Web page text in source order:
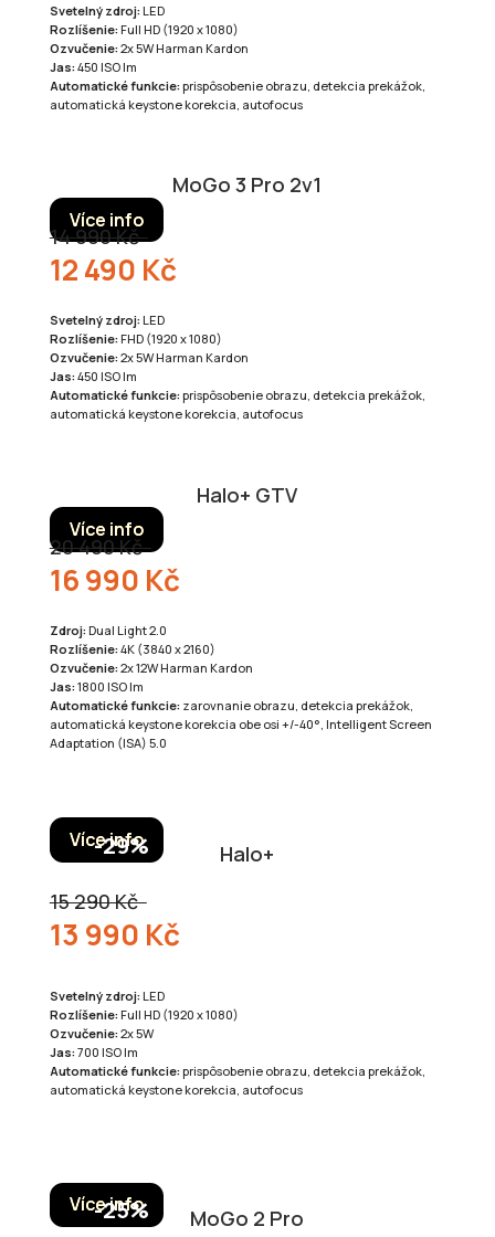
Svetelný zdroj:LED
Rozlíšenie:Full HD (1920 x 1080)
Ozvučenie:2x 5W Harman Kardon
Jas:450 ISO lm
Automatické funkcie:prispôsobenie obrazu, detekcia prekážok,
automatická keystone korekcia, autofocus
Více info
MoGo 3 Pro 2v1
14 990 Kč
12 490 Kč
Svetelný zdroj:LED
Rozlíšenie:FHD (1920 x 1080)
Ozvučenie:2x 5W Harman Kardon
Jas:450 ISO lm
Automatické funkcie:prispôsobenie obrazu, detekcia prekážok,
automatická keystone korekcia, autofocus
Více info
Halo+ GTV
20 490 Kč
16 990 Kč
Zdroj:Dual Light 2.0
Rozlíšenie:4K (3840 x 2160)
Ozvučenie:2x 12W Harman Kardon
Jas:1800 ISO lm
Automatické funkcie:zarovnanie obrazu, detekcia prekážok,
automatická keystone korekcia obe osi +/-40°, Intelligent Screen
Adaptation (ISA) 5.0
Více info
Halo+
15 290 Kč
13 990 Kč
Svetelný zdroj:LED
Rozlíšenie:Full HD (1920 x 1080)
Ozvučenie:2x 5W
Jas:700 ISO lm
Automatické funkcie:prispôsobenie obrazu, detekcia prekážok,
automatická keystone korekcia, autofocus
Více info
MoGo 2 Pro